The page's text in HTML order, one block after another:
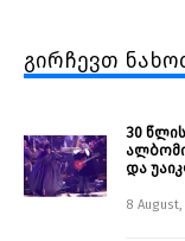
გირჩევთ
30
და
8